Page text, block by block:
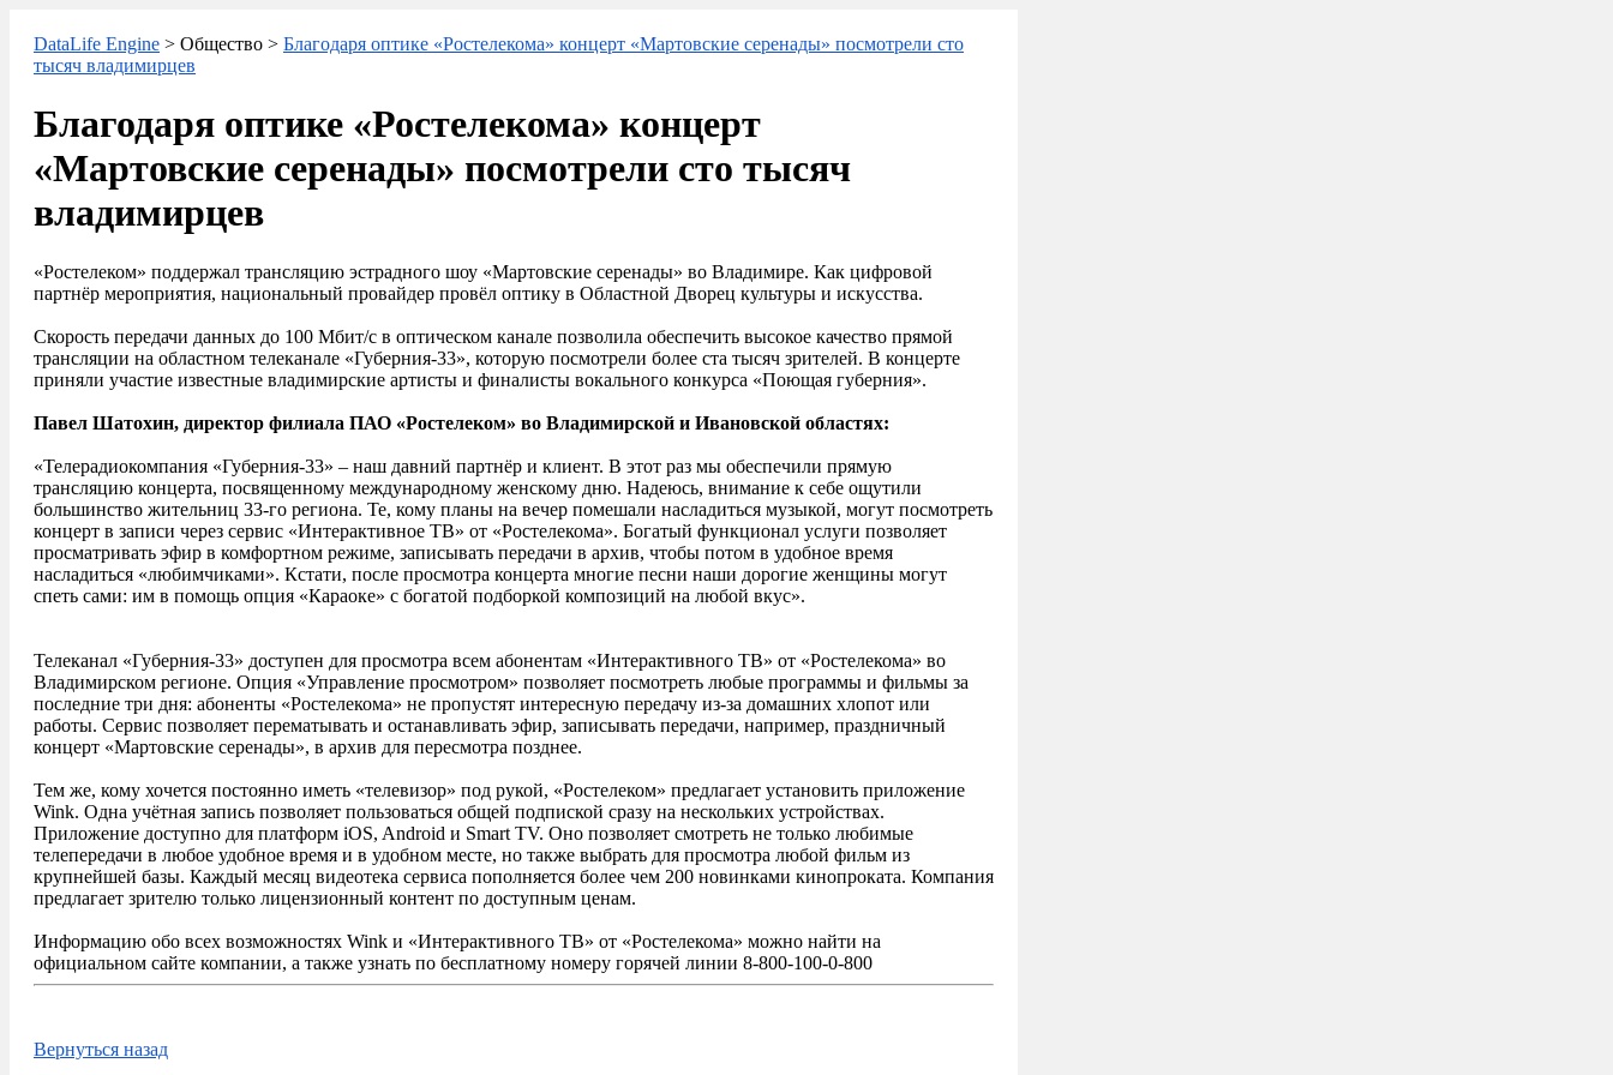
DataLife Engine > Общество > Благодаря оптике «Ростелекома» концерт «Мартовские серенады» посмотрели сто
тысяч владимирцев
Благодаря оптике «Ростелекома» концерт
«Мартовские серенады» посмотрели сто тысяч
владимирцев
«Ростелеком» поддержал трансляцию эстрадного шоу «Мартовские серенады» во Владимире. Как цифровой
партнёр мероприятия, национальный провайдер провёл оптику в Областной Дворец культуры и искусства.
Скорость передачи данных до 100 Мбит/с в оптическом канале позволила обеспечить высокое качество прямой
трансляции на областном телеканале «Губерния-33», которую посмотрели более ста тысяч зрителей. В концерте
приняли участие известные владимирские артисты и финалисты вокального конкурса «Поющая губерния».
Павел Шатохин, директор филиала ПАО «Ростелеком» во Владимирской и Ивановской областях:
«Телерадиокомпания «Губерния-33» – наш давний партнёр и клиент. В этот раз мы обеспечили прямую
трансляцию концерта, посвященному международному женскому дню. Надеюсь, внимание к себе ощутили
большинство жительниц 33-го региона. Те, кому планы на вечер помешали насладиться музыкой, могут посмотреть
концерт в записи через сервис «Интерактивное ТВ» от «Ростелекома». Богатый функционал услуги позволяет
просматривать эфир в комфортном режиме, записывать передачи в архив, чтобы потом в удобное время
насладиться «любимчиками». Кстати, после просмотра концерта многие песни наши дорогие женщины могут
спеть сами: им в помощь опция «Караоке» с богатой подборкой композиций на любой вкус».
Телеканал «Губерния-33» доступен для просмотра всем абонентам «Интерактивного ТВ» от «Ростелекома» во
Владимирском регионе. Опция «Управление просмотром» позволяет посмотреть любые программы и фильмы за
последние три дня: абоненты «Ростелекома» не пропустят интересную передачу из-за домашних хлопот или
работы. Сервис позволяет перематывать и останавливать эфир, записывать передачи, например, праздничный
концерт «Мартовские серенады», в архив для пересмотра позднее.
Тем же, кому хочется постоянно иметь «телевизор» под рукой, «Ростелеком» предлагает установить приложение
Wink. Одна учётная запись позволяет пользоваться общей подпиской сразу на нескольких устройствах.
Приложение доступно для платформ iOS, Android и Smart TV. Оно позволяет смотреть не только любимые
телепередачи в любое удобное время и в удобном месте, но также выбрать для просмотра любой фильм из
крупнейшей базы. Каждый месяц видеотека сервиса пополняется более чем 200 новинками кинопроката. Компания
предлагает зрителю только лицензионный контент по доступным ценам.
Информацию обо всех возможностях Wink и «Интерактивного ТВ» от «Ростелекома» можно найти на
официальном сайте компании, а также узнать по бесплатному номеру горячей линии 8-800-100-0-800
Вернуться назад